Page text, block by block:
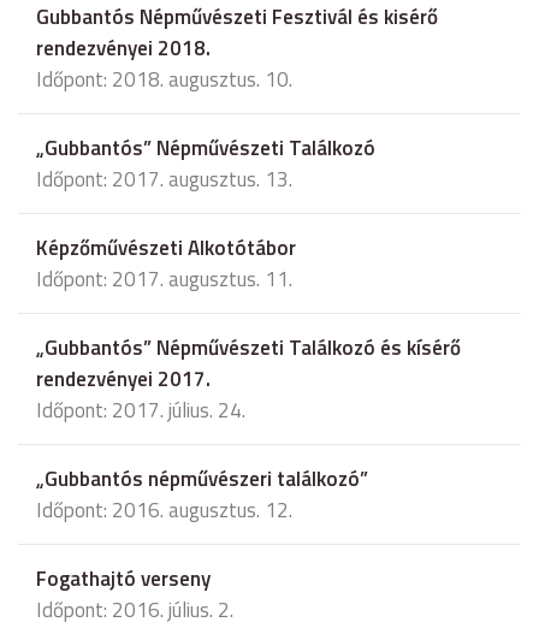
Gubbantós Népművészeti Fesztivál és kisérő
rendezvényei 2018.
Időpont: 2018. augusztus. 10.
„Gubbantós” Népművészeti Találkozó
Időpont: 2017. augusztus. 13.
Képzőművészeti Alkotótábor
Időpont: 2017. augusztus. 11.
„Gubbantós” Népművészeti Találkozó és kísérő
rendezvényei 2017.
Időpont: 2017. július. 24.
„Gubbantós népművészeri találkozó”
Időpont: 2016. augusztus. 12.
Fogathajtó verseny
Időpont: 2016. július. 2.